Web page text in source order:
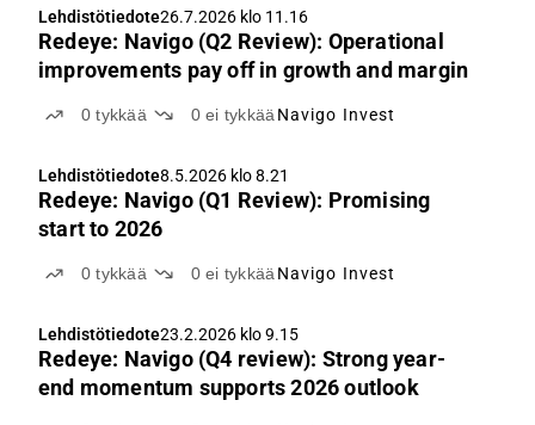
Lehdistötiedote26.7.2026 klo 11.16
Redeye: Navigo (Q2 Review): Operational
improvements pay off in growth and margin
0tykkää 0ei tykkää Navigo Invest
Lehdistötiedote8.5.2026 klo 8.21
Redeye: Navigo (Q1 Review): Promising
start to 2026
0tykkää 0ei tykkää Navigo Invest
Lehdistötiedote23.2.2026 klo 9.15
Redeye: Navigo (Q4 review): Strong year-
end momentum supports 2026 outlook